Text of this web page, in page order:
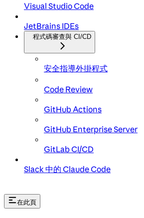
Visual Studio Code
JetBrains IDEs
程式碼審查與 CI/CD
安全指導外掛程式
Code Review
GitHub Actions
GitHub Enterprise Server
GitLab CI/CD
Slack 中的 Claude Code
在此頁